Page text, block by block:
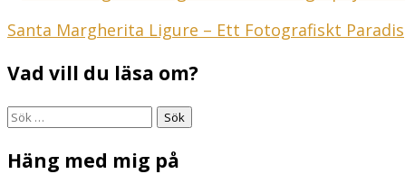
Inläggsnavigering
Santa Margherita Ligure – Ett Fotografiskt Paradis
Vad vill du läsa om?
Sök
Häng med mig på